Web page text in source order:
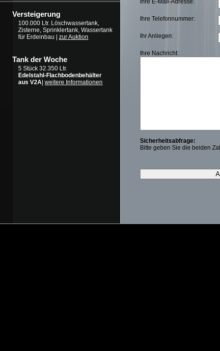
Versteigerung
100.000 Ltr. Löschwassertank,
Zisterne, Sprinklertank, Wassertank
für Erdeinbau | zur Auktion
Tank der Woche
5 Stück 32.350 Ltr.
Edelstahl-Flachbodenbehälter
aus V2A weitere Informationen
Ihre Telefonnummer:
Ihr Anliegen:
Ihre Nachricht:
Sicherheitsabfrage:
Bitte geben Sie die beiden